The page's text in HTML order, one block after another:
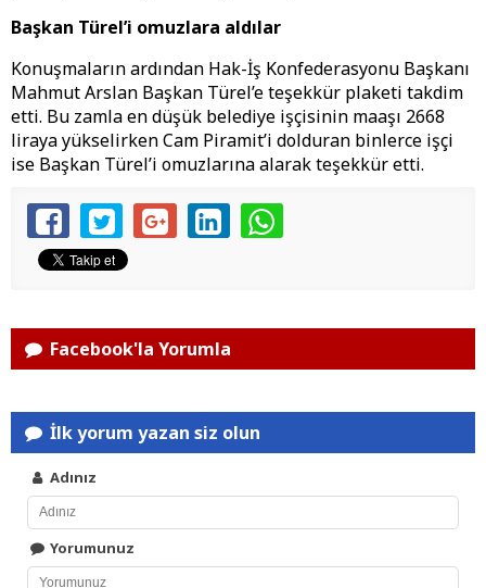
Başkan Türel’i omuzlara aldılar
Konuşmaların ardından Hak-İş Konfederasyonu Başkanı
Mahmut Arslan Başkan Türel’e teşekkür plaketi takdim
etti. Bu zamla en düşük belediye işçisinin maaşı 2668
liraya yükselirken Cam Piramit’i dolduran binlerce işçi
ise Başkan Türel’i omuzlarına alarak teşekkür etti.
Facebook'la Yorumla
İlk yorum yazan siz olun
Adınız
Yorumunuz